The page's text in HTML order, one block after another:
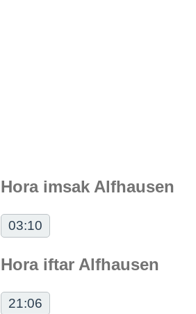
Hora imsak Alfhausen
03:10
Hora iftar Alfhausen
21:06